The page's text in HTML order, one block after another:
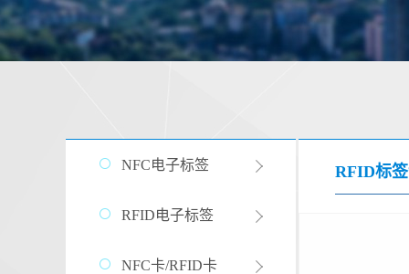
NFC电子标签
RFID电子标签
NFC卡/RFID卡
RFID标